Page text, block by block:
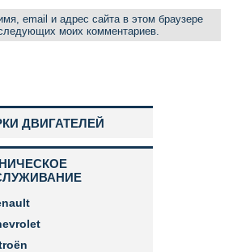
email и адрес сайта в этом браузере
моих комментариев.
ДВИГАТЕЛЕЙ